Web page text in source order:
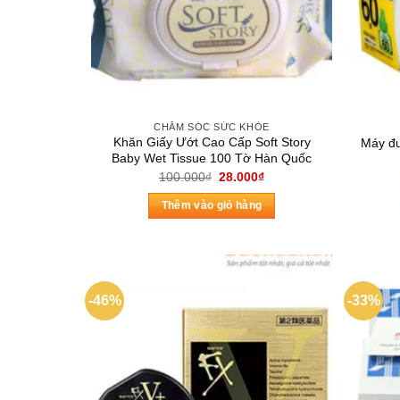
CHĂM SÓC SỨC KHỎE
Khăn Giấy Ướt Cao Cấp Soft Story
Baby Wet Tissue 100 Tờ Hàn Quốc
100.000₫ Giá
là:
100.000₫.
28.000₫Giá
Thêm vào giỏ hàng
Máy
-46% -33%